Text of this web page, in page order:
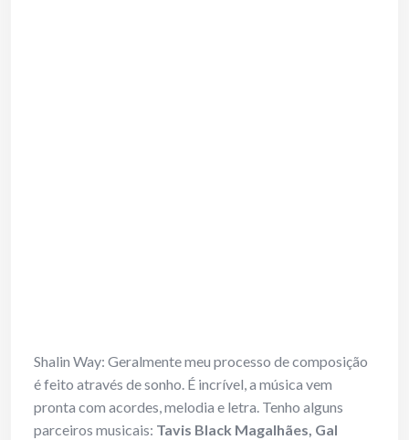
Shalin Way: Geralmente meu processo de composição
é feito através de sonho. É incrível, a música vem
pronta com acordes, melodia e letra. Tenho alguns
parceiros musicais: Tavis Black Magalhães, Gal